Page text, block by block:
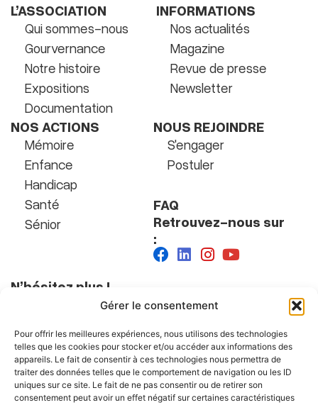
Gérer le consentement
Pour offrir les meilleures expériences, nous utilisons des technologies
telles que les cookies pour stocker et/ou accéder aux informations des
appareils. Le fait de consentir à ces technologies nous permettra de
traiter des données telles que le comportement de navigation ou les ID
uniques sur ce site. Le fait de ne pas consentir ou de retirer son
consentement peut avoir un effet négatif sur certaines caractéristiques
L’ASSOCIATION
Qui sommes-nous
Gourvernance
Notre histoire
Expositions
Documentation
INFORMATIONS
Nos actualités
Magazine
Revue de presse
Newsletter
NOS ACTIONS
Mémoire
Enfance
Handicap
Santé
Sénior
NOUS REJOINDRE
S'engager
Postuler
FAQ
Retrouvez-nous sur
:
N’hésitez plus !
Faire un don
Nous contacter
OSE – Œuvre de Secours aux Enfants